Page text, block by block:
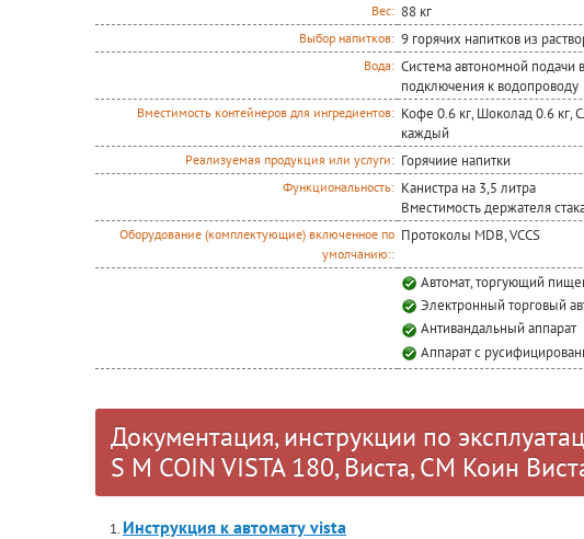
Вес: 88 кг
Выбор напитков: 9 горячих напитков из
Вода: Система автономной подачи
подключения к водопроводу
Вместимость контейнеров для ингредиентов: Кофе 0.6 кг, Шоколад 0.6 кг,
каждый
Реализуемая продукция или услуги: Горячиие напитки
Функциональность: Канистра на 3,5 литра
Вместимость держателя
Оборудование (комплектующие) включенное по
умолчанию::
Протоколы MDB, VCCS
Автомат, торгующий
Электронный торговый
Антивандальный аппарат
Аппарат с
Документация, инструкции по
S M COIN VISTA 180, Виста, СМ Коин
Инструкция к автомату vista